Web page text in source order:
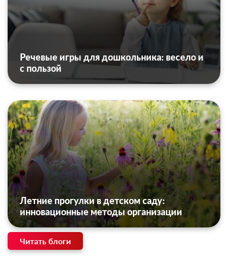
Речевые игры для дошкольника: весело и
с пользой
Летние прогулки в детском саду:
инновационные методы организации
Читать блоги